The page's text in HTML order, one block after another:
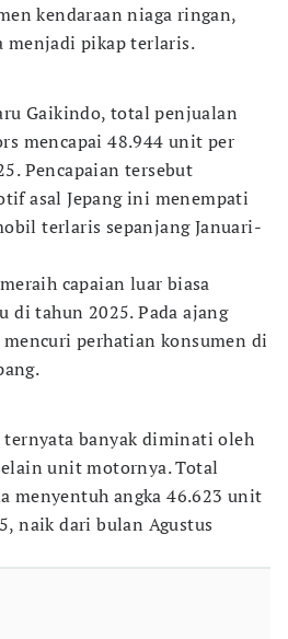
kendaraan niaga ringan,
menjadi pikap terlaris.
Gaikindo, total penjualan
mencapai 48.944 unit per
Pencapaian tersebut
asal Jepang ini menempati
terlaris sepanjang Januari-
capaian luar biasa
di tahun 2025. Pada ajang
perhatian konsumen di
banyak diminati oleh
unit motornya. Total
menyentuh angka 46.623 unit
naik dari bulan Agustus